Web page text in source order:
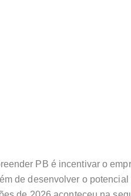
PB é incentivar o
de desenvolver o